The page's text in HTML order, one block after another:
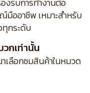
งรับการทำงานต่อ
มืออาชีพ เหมาะสำหรับ
ทุกระดับ
กเท่านั้น
เลือกชมสินค้าในหมวด